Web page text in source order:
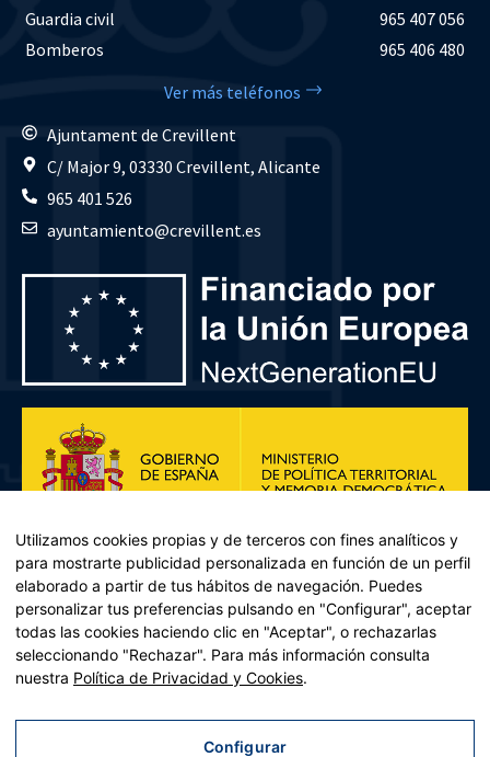
Guardia civil
965 407 056
Bomberos
965 406 480
Ver más teléfonos
Ajuntament de Crevillent
C/ Major 9, 03330 Crevillent, Alicante
965 401 526
ayuntamiento@crevillent.es
Plan de Recuperación, Transformación y Resiliencia – Financiado por
Recuperación y resiliencia, establecido por el Reglamento (UE)
2021/241 del Parlamento Europeo y del Consejo, de 12 de febrero
Utilizamos cookies propias y de terceros con fines analíticos y
para mostrarte publicidad personalizada en función de un perfil
elaborado a partir de tus hábitos de navegación. Puedes
personalizar tus preferencias pulsando en "Configurar", aceptar
todas las cookies haciendo clic en "Aceptar", o rechazarlas
seleccionando "Rechazar". Para más información consulta
nuestra Política de Privacidad y Cookies.
Configurar